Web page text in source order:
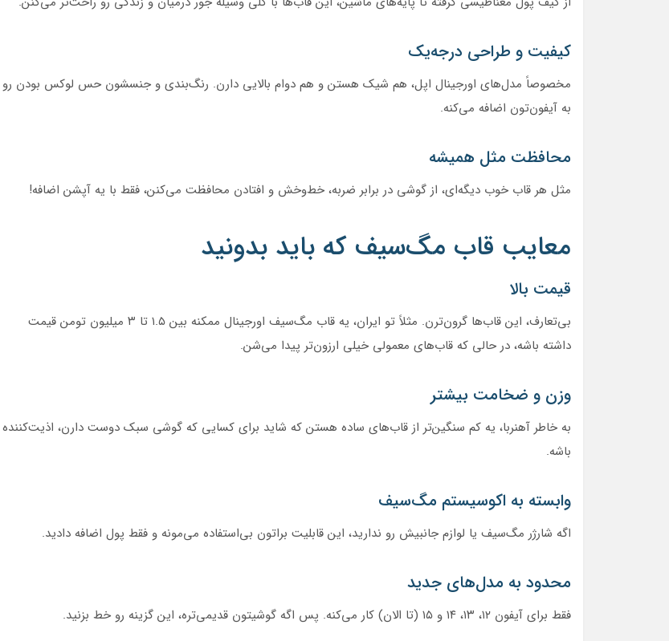
کیفیت و طراحی درجه‌یک
مخصوصاً مدل‌های اورجینال اپل، هم شیک هستن و هم دوام بالایی دارن. رنگ‌بندی و جنسشون حس لوکس بودن رو
به آیفون‌تون اضافه می‌کنه.
محافظت مثل همیشه
مثل هر قاب خوب دیگه‌ای، از گوشی در برابر ضربه، خط‌وخش و افتادن محافظت می‌کنن، فقط با یه آپشن اضافه!
معایب قاب مگ‌سیف که باید بدونید
قیمت بالا
بی‌تعارف، این قاب‌ها گرون‌ترن. مثلاً تو ایران، یه قاب مگ‌سیف اورجینال ممکنه بین ۱.۵ تا ۳ میلیون تومن قیمت
داشته باشه، در حالی که قاب‌های معمولی خیلی ارزون‌تر پیدا می‌شن.
وزن و ضخامت بیشتر
به خاطر آهنربا، یه کم سنگین‌تر از قاب‌های ساده هستن که شاید برای کسایی که گوشی سبک دوست دارن، اذیت‌کننده
باشه.
وابسته به اکوسیستم مگ‌سیف
اگه شارژر مگ‌سیف یا لوازم جانبیش رو ندارید، این قابلیت براتون بی‌استفاده می‌مونه و فقط پول اضافه دادید.
محدود به مدل‌های جدید
فقط برای آیفون ۱۲، ۱۳، ۱۴ و ۱۵ (تا الان) کار می‌کنه. پس اگه گوشیتون قدیمی‌تره، این گزینه رو خط بزنید.